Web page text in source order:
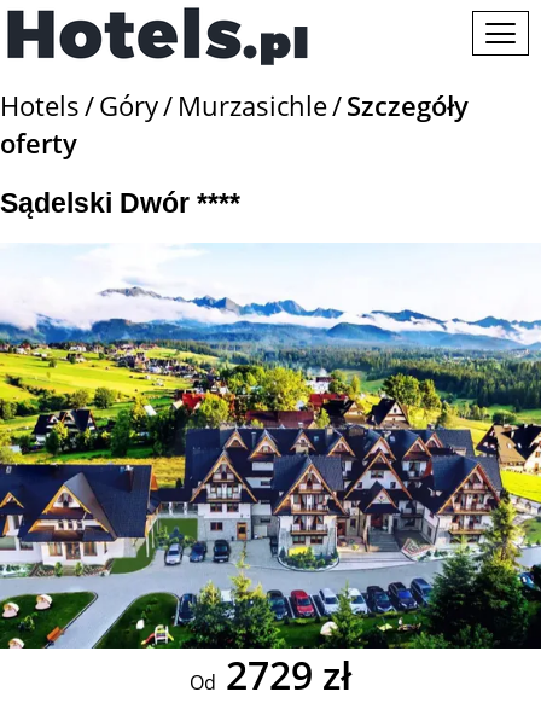
Hotels Góry Murzasichle Szczegóły
oferty
Sądelski Dwór ****
Od 2729 zł